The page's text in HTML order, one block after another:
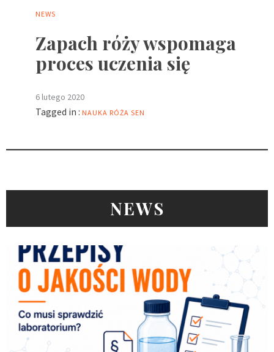
NEWS
Zapach róży wspomaga
proces uczenia się
6 lutego 2020
Tagged in : NAUKA RÓŻA SEN
NEWS